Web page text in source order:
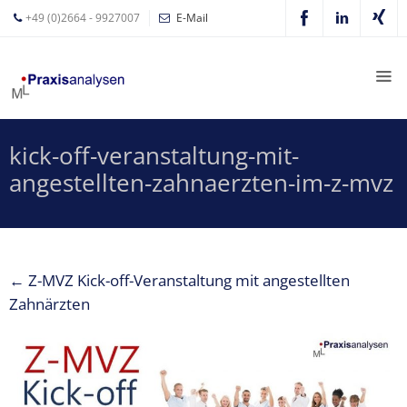
+49 (0)2664 - 9927007 E-Mail
kick-off-veranstaltung-mit-
angestellten-zahnaerzten-im-z-mvz
← Z-MVZ Kick-off-Veranstaltung mit angestellten
Zahnärzten
Leyer
Expertisen
Betriebswirtschaftliche
Beratung für
Zahnärzte
Zahnarzt-
Z-MVZ
Konzept